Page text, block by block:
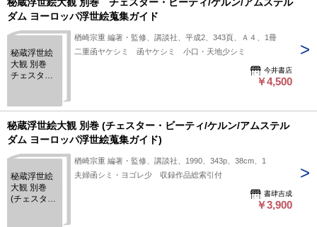
ダム ヨーロッパ浮世絵蒐集ガイド
秘蔵浮世絵
大観 別巻
チェスタ
ムステルダ
ム ヨーロッ
パ浮世絵蒐
集ガイド
楢崎宗重 編著・監修、講談社、平成2、343頁、Ａ４、1冊
二重函ヤケシミ 函ヤケシミ 小口・天地少シミ
今井書店
￥4,500
秘蔵浮世絵大観 別巻 (チェスター・ビーティ/ケルン/アムステル
ダム ヨーロッパ浮世絵蒐集ガイド)
秘蔵浮世絵
大観 別巻
(チェスタ
楢崎宗重 編著・監修、講談社、1990、343p、38cm、1
夫婦函シミ・ヨゴレ少 収録作品総索引付
書肆吉成
￥3,900